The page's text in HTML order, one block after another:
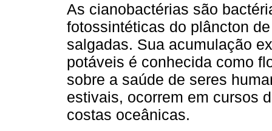
As cianobactérias são
fotossintéticas do plâncton
salgadas. Sua acumulação
potáveis é conhecida como
sobre a saúde de seres
estivais, ocorrem em cursos
costas oceânicas.